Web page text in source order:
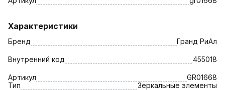
Характеристики
Бренд Гранд РиАл
Внутренний код 455018
Артикул
GR01668
Тип
Зеркальные элементы